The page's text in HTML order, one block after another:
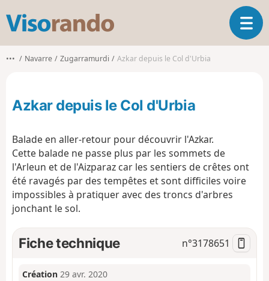
s
o
d
O
u
i
o
••• Navarre Zugarramurdi Azkar depuis le Col d'Urbia
Azkar depuis le Col d'Urbia
Balade en aller-retour pour découvrir l'Azkar.
Cette balade ne passe plus par les sommets de
l'Arleun et de l'Aizparaz car les sentiers de crêtes ont
été ravagés par des tempêtes et sont difficiles voire
impossibles à pratiquer avec des troncs d'arbres
jonchant le sol.
Fiche technique n°3178651
Création 29 avr. 2020